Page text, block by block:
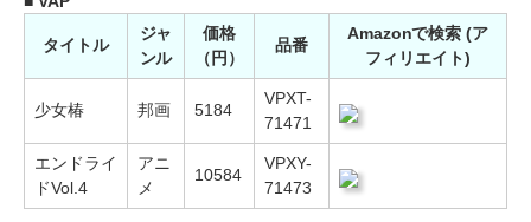
タイトル
ジャ
ンル
価格
（円）
品番
Amazonで検索 (ア
フィリエイト)
少女椿 邦画 5184
VPXT-
71471
エンドライ
ドVol.4
アニ
メ
10584
VPXY-
71473